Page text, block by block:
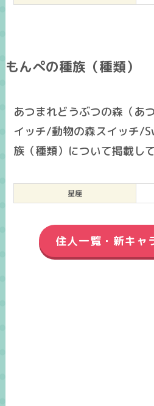
もんぺの種族（種類）
あつまれどうぶつの森（あ
イッチ/動物の森スイッチ/
族（種類）について掲載し
星座
住人一覧・新キャ